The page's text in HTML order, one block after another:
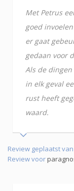
Met Petrus
goed
er gaat
gedaan voor
Als de
in elk geval
rust heeft
waard.
Review geplaatst
Review voor